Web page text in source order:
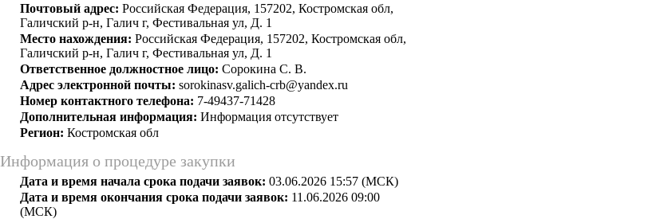
Почтовый адрес: Российская Федерация, 157202, Костромская обл,
Галичский р-н, Галич г, Фестивальная ул, Д. 1
Место нахождения: Российская Федерация, 157202, Костромская обл,
Галичский р-н, Галич г, Фестивальная ул, Д. 1
Ответственное должностное лицо: Сорокина С. В.
Адрес электронной почты: sorokinasv.galich-crb@yandex.ru
Номер контактного телефона: 7-49437-71428
Дополнительная информация: Информация отсутствует
Регион: Костромская обл
Информация о процедуре закупки
Дата и время начала срока подачи заявок: 03.06.2026 15:57 (МСК)
Дата и время окончания срока подачи заявок: 11.06.2026 09:00
(МСК)